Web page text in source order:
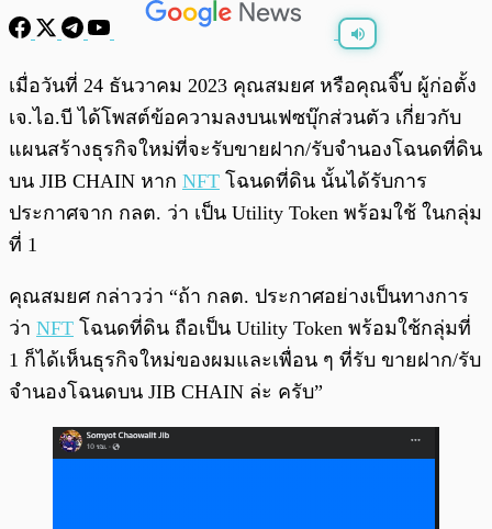
พร้อมเล่น 0:00/ 0:00
เมื่อวันที่ 24 ธันวาคม 2023 คุณสมยศ หรือคุณจิ๊บ ผู้ก่อตั้ง
เจ.ไอ.บี ได้โพสต์ข้อความลงบนเฟซบุ๊กส่วนตัว เกี่ยวกับ
แผนสร้างธุรกิจใหม่ที่จะรับขายฝาก/รับจํานองโฉนดที่ดิน
บน JIB CHAIN หาก NFT โฉนดที่ดิน นั้นได้รับการ
ประกาศจาก กลต. ว่า เป็น Utility Token พร้อมใช้ ในกลุ่ม
ที่ 1
คุณสมยศ กล่าวว่า “ถ้า กลต. ประกาศอย่างเป็นทางการ
ว่า NFT โฉนดที่ดิน ถือเป็น Utility Token พร้อมใช้กลุ่มที่
1 ก็ได้เห็นธุรกิจใหม่ของผมและเพื่อน ๆ ที่รับ ขายฝาก/รับ
จํานองโฉนดบน JIB CHAIN ล่ะ ครับ”